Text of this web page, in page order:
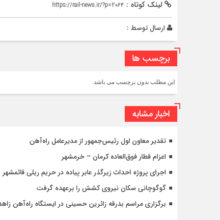
لینک کوتاه : https://rail-news.ir/?p=2064
ارسال توسط :
برچسب ها
این مطلب بدون برچسب می باشد.
اخبار مشابه
تقدیر معاون اول رئیس‌جمهور از مدیرعامل راه‌آهن
اعزام قطار فوق‌العاده کرمان – خرمشهر
اجرای پروژه احداث زیرگذر عابر پیاده در حریم ریلی قائمشهر
گوگوچانی سکان نیروی کشش را برعهده گرفت
برگزاری مراسم بدرقه زائرین حسینی در ایستگاه راه‌آهن